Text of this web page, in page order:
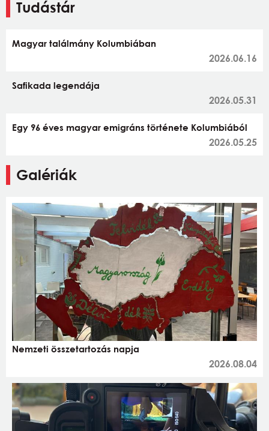
Tudástár
Magyar találmány Kolumbiában
2026.06.16
Safikada legendája
2026.05.31
Egy 96 éves magyar emigráns története Kolumbiából
2026.05.25
Galériák
Nemzeti összetartozás napja
2026.08.04